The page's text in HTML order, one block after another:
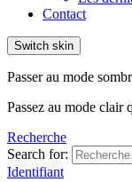
Contact
Switch skin
Passer au mode
Passez au mode clair
Recherche
Search for:
Identifiant